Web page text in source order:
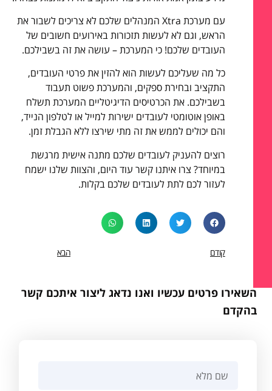
עם מערכת Xtra המנהלים שלכם לא צריכים לשבור את
הראש, וגם לא לעשות תזכורות באירועים חשובים של
העובדים שלכם! כי המערכת – עושה את זה בשבילכם.
כל מה שעליכם לעשות הוא להזין את פרטי העובדים,
התקציב ובחירת ספקים, והמערכת פשוט תעבוד
בשבילכם. את הכרטיסים הדיגיטליים המערכת תשלח
באופן אוטומטי לעובדים ישירות למייל או לטלפון הנייד,
והם יכולים לממש את זה מתי שירצו ללא הגבלת זמן.
רוצים להעניק לעובדים שלכם מתנה אישית מרגשת
במיוחד? צרו איתנו קשר עוד היום, והצוות שלנו ישמח
לעזור לכם לתת לעובדים שלכם בקלות.
קודם הבא
השאירו פרטים עכשיו ואנו נדאג ליצור איתכם קשר
בהקדם